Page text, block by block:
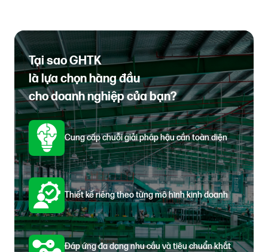
Tại sao GHTK
là lựa chọn hàng đầu
cho doanh nghiệp của bạn?
Cung cấp chuỗi giải pháp hậu cần toàn diện
Thiết kế riêng theo từng mô hình kinh doanh
Đáp ứng đa dạng nhu cầu và tiêu chuẩn khắt